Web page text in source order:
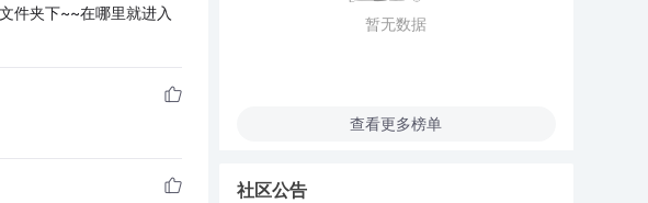
件夹下~~在哪里就进入
暂无数据
查看更多榜单
社区公告